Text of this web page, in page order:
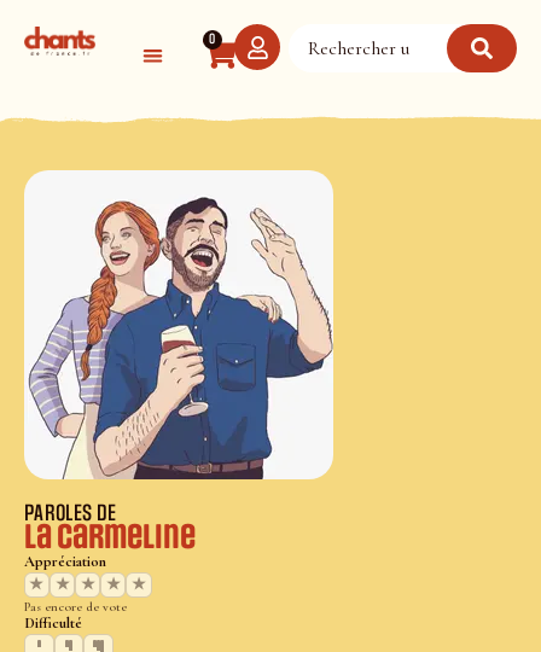
0
PAROLES DE
La Carmeline
Appréciation
★
★ ★ ★ ★
Pas encore de vote
Difficulté